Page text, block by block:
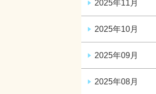
2025年11月
2025年10月
2025年09月
2025年08月